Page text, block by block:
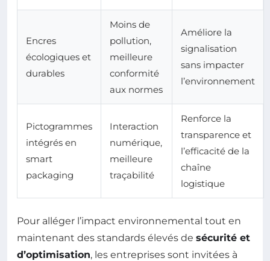
Encres
écologiques et
durables
Moins de
pollution,
meilleure
conformité
aux normes
Améliore la
signalisation
sans impacter
l’environnement
Pictogrammes
intégrés en
smart
packaging
Interaction
numérique,
meilleure
traçabilité
Renforce la
transparence et
l’efficacité de la
chaîne
logistique
Pour alléger l’impact environnemental tout en
maintenant des standards élevés de sécurité et
d’optimisation, les entreprises sont invitées à